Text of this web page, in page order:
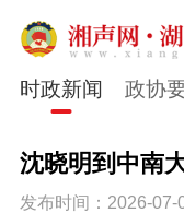
时政新闻 政协
沈晓明到中南
发布时间：2026-07-